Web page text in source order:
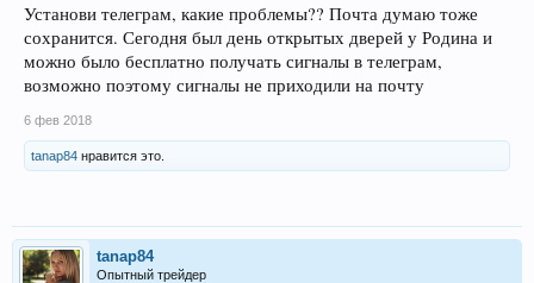
Установи телеграм, какие проблемы?? Почта думаю тоже
сохранится. Сегодня был день открытых дверей у Родина и
можно было бесплатно получать сигналы в телеграм,
возможно поэтому сигналы не приходили на почту
6 фев 2018
tanap84 нравится это.
tanap84
Опытный трейдер